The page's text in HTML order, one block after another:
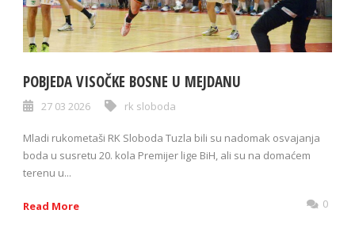
POBJEDA VISOČKE BOSNE U MEJDANU
27 03 2026 rk sloboda
Mladi rukometaši RK Sloboda Tuzla bili su nadomak osvajanja
boda u susretu 20. kola Premijer lige BiH, ali su na domaćem
terenu u...
Read More 0